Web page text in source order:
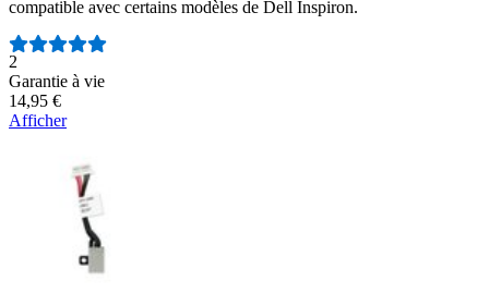
compatible avec certains modèles de Dell Inspiron.
Nombre d'avis :
2
Garantie à vie
14,95 €
Afficher